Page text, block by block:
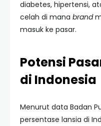
diabetes, hipertensi,
celah di mana brand
masuk ke pasar.
Potensi
di Indonesia
Menurut data Badan
persentase lansia di